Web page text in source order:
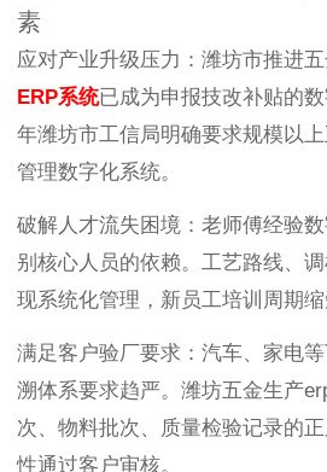
素
应对产业升级压力：潍坊市推进
ERP系统已成为申报技改补贴的
年潍坊市工信局明确要求规模以
管理数字化系统。
破解人才流失困境：老师傅经验
别核心人员的依赖。工艺路线、调
现系统化管理，新员工培训周期缩
满足客户验厂要求：汽车、家电
溯体系要求趋严。潍坊五金生产
次、物料批次、质量检验记录的
性通过客户审核。